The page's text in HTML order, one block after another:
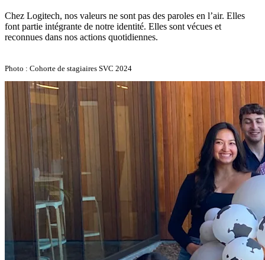
Chez Logitech, nos valeurs ne sont pas des paroles en l’air. Elles
font partie intégrante de notre identité. Elles sont vécues et
reconnues dans nos actions quotidiennes.
Photo : Cohorte de stagiaires SVC 2024